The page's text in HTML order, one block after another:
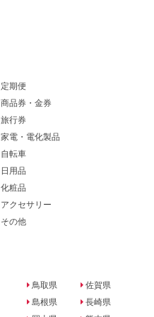
定期便
商品券・金券
旅行券
家電・電化製品
自転車
日用品
化粧品
アクセサリー
その他
鳥取県
島根県
佐賀県
長崎県